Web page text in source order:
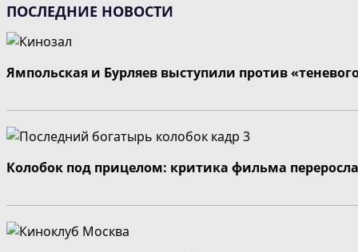
ПОСЛЕДНИЕ НОВОСТИ
Ямпольская и Бурляев выступили против
Колобок под прицелом: критика фильма